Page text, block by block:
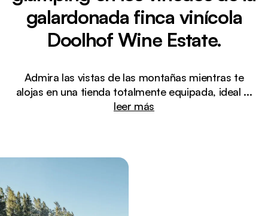
galardonada finca vinícola
Doolhof Wine Estate.
Admira las vistas de las montañas mientras te
alojas en una tienda totalmente equipada, ideal ...
leer más